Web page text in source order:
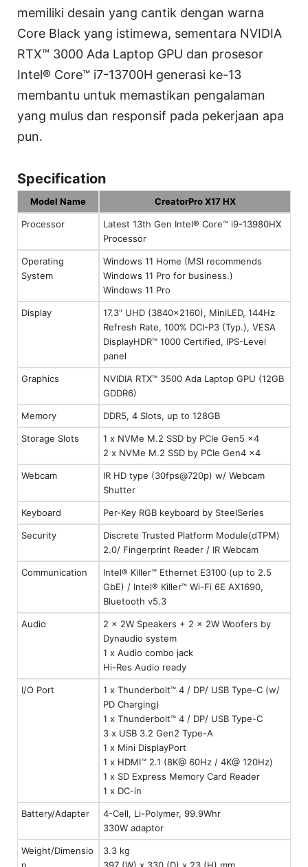
memiliki desain yang cantik dengan warna
Core Black yang istimewa, sementara NVIDIA
RTX™ 3000 Ada Laptop GPU dan prosesor
Intel® Core™ i7-13700H generasi ke-13
membantu untuk memastikan pengalaman
yang mulus dan responsif pada pekerjaan apa
pun.
Specification
Model Name CreatorPro X17 HX
Processor
Latest 13th Gen Intel® Core™ i9-13980HX
Processor
Operating
System
Windows 11 Home (MSI recommends
Windows 11 Pro for business.)
Windows 11 Pro
Display
17.3" UHD (3840x2160), MiniLED, 144Hz
Refresh Rate, 100% DCI-P3 (Typ.), VESA
DisplayHDR™ 1000 Certified, IPS-Level
panel
Graphics
NVIDIA RTX™ 3500 Ada Laptop GPU (12GB
GDDR6)
Memory DDR5, 4 Slots, up to 128GB
Storage Slots
1 x NVMe M.2 SSD by PCIe Gen5 x4
2 x NVMe M.2 SSD by PCIe Gen4 x4
Webcam
IR HD type (30fps@720p) w/ Webcam
Shutter
Keyboard Per-Key RGB keyboard by SteelSeries
Security
Discrete Trusted Platform Module(dTPM)
2.0/ Fingerprint Reader / IR Webcam
Communication
Intel® Killer™ Ethernet E3100 (up to 2.5
GbE) / Intel® Killer™ Wi-Fi 6E AX1690,
Bluetooth v5.3
Audio
2 × 2W Speakers + 2 x 2W Woofers by
Dynaudio system
1 x Audio combo jack
Hi-Res Audio ready
I/O Port
1 x Thunderbolt™ 4 / DP/ USB Type-C (w/
PD Charging)
1 x Thunderbolt™ 4 / DP/ USB Type-C
3 x USB 3.2 Gen2 Type-A
1 x Mini DisplayPort
1 x HDMI™ 2.1 (8K@ 60Hz / 4K@ 120Hz)
1 x SD Express Memory Card Reader
1 x DC-in
Battery/Adapter
4-Cell, Li-Polymer, 99.9Whr
330W adaptor
Weight/Dimensio
3.3 kg